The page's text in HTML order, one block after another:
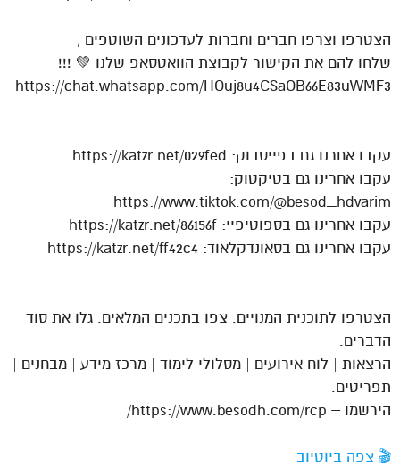
הצטרפו וצרפו חברים וחברות לעדכונים השוטפים ,
שלחו להם את הקישור לקבוצת הוואטסאפ שלנו 💚 !!!
https://chat.whatsapp.com/HOuj8u4CSaOB66E83uWMF3
עקבו אחרנו גם בפייסבוק: https://katzr.net/029fed
עקבו אחרינו גם בטיקטוק:
https://www.tiktok.com/@besod_hdvarim
עקבו אחרינו גם בספוטיפיי: https://katzr.net/86156f
עקבו אחרינו גם בסאונדקלאוד: https://katzr.net/ff42c4
הצטרפו לתוכנית המנויים. צפו בתכנים המלאים. גלו את סוד
הדברים.
הרצאות | לוח אירועים | מסלולי לימוד | מרכז מידע | מבחנים |
תפריטים.
הירשמו – https://www.besodh.com/rcp/
🎬 צפה ביוטיוב